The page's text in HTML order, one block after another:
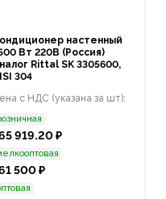
настенный
Вт 220В (Россия)
Rittal SK 3305600,
304
с НДС (указана за шт):
919.20 ₽
500 ₽